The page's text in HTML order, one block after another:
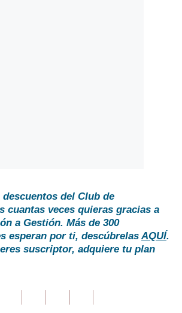
del Club de
cuantas veces quieras gracias a
a Gestión. Más de 300
esperan por ti, descúbrelasAQUÍ.
suscriptor, adquiere tu plan